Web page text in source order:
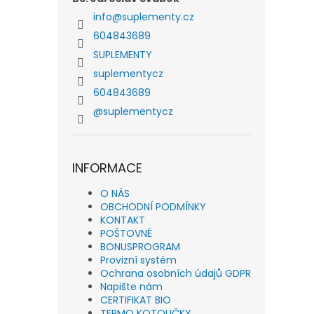
info@suplementy.cz
604843689
SUPLEMENTY
suplementycz
604843689
@suplementycz
INFORMACE
O NÁS
OBCHODNÍ PODMÍNKY
KONTAKT
POŠTOVNÉ
BONUSPROGRAM
Provizní systém
Ochrana osobních údajů GDPR
Napište nám
CERTIFIKAT BIO